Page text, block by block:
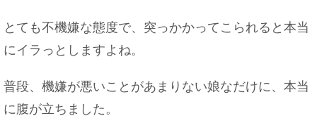
とても不機嫌な態度で、突っかかってこられると本当
にイラっとしますよね。
普段、機嫌が悪いことがあまりない娘なだけに、本当
に腹が立ちました。